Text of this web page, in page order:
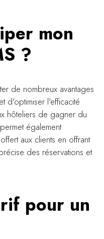
mon
?
de nombreux avantages
d'optimiser l'efficacité
hôteliers de gagner du
également
aux clients en offrant
des réservations et
pour un